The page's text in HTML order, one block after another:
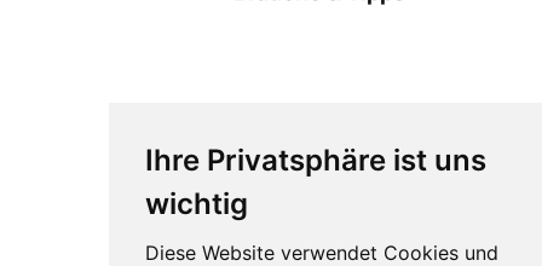
Ihre Privatsphäre ist uns
wichtig
Diese Website verwendet Cookies und